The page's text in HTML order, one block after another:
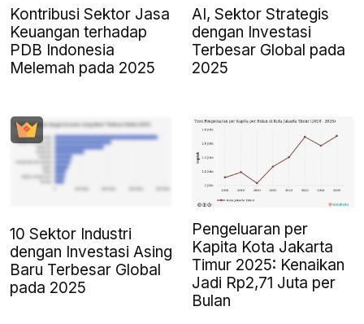
Kontribusi Sektor Jasa
Keuangan terhadap
PDB Indonesia
Melemah pada 2025
AI, Sektor Strategis
dengan Investasi
Terbesar Global pada
2025
10 Sektor Industri
dengan Investasi Asing
Baru Terbesar Global
pada 2025
Pengeluaran per
Kapita Kota Jakarta
Timur 2025: Kenaikan
Jadi Rp2,71 Juta per
Bulan